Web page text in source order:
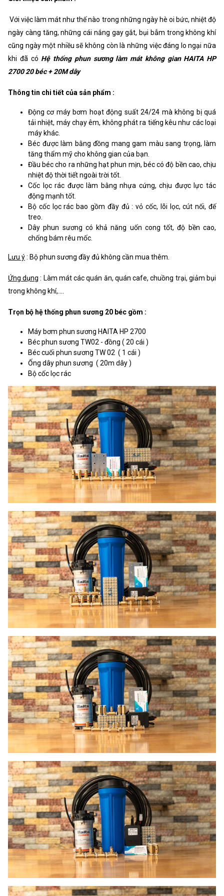
Với việc làm mát như thế nào trong những ngày hè oi bức, nhiệt độ
ngày càng tăng, những cái nắng gay gắt, bụi bẫm trong không khí
cũng ngày một nhiều sẽ không còn là những việc đáng lo ngại nữa
khi đã có Hệ thống phun sương làm mát không gian HAITA HP
2700 20 béc + 20M dây
Thông tin chi tiết của sản phẩm :
Động cơ máy bơm hoạt động suất 24/24 mà không bị quá
tải nhiệt, máy chạy êm, không phát ra tiếng kêu như các loại
máy khác.
Béc được làm bằng đồng mang gam màu sang trọng, làm
tăng thẩm mỹ cho không gian của bạn.
Đầu béc cho ra những hạt phun mịn, béc có độ bền cao, chịu
nhiệt độ thời tiết ngoài trời tốt.
Cốc lọc rác được làm bằng nhựa cứng, chịu được lực tác
động mạnh tốt.
Bộ cốc lọc rác bao gồm đầy đủ : vỏ cốc, lõi lọc, cút nối, đế
treo.
Dây phun sương có khả năng uốn cong tốt, độ bền cao,
chống bám rêu mốc.
Lưu ý: Bộ phun sương đầy đủ không cần mua thêm.
Ứng dụng : Làm mát các quán ăn, quán cafe, chuồng trại, giảm bụi
trong không khí,....
Trọn bộ hệ thống phun sương 20 béc gồm :
Máy bơm phun sương HAITA HP 2700
Béc phun sương TW02 - đồng ( 20 cái )
Béc cuối phun sương TW 02 ( 1 cái )
Ống dây phun sương ( 20m dây )
Bộ cốc lọc rác